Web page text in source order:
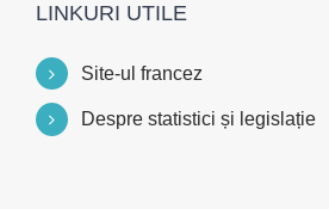
LINKURI UTILE
Site-ul francez
Despre statistici și legislație